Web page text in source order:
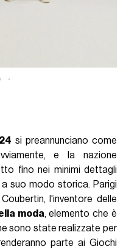
si preannunciano come
e la nazione
fino nei minimi dettagli
suo modo storica. Parigi
l'inventore delle
moda, elemento che è
sono state realizzate per
parte ai Giochi